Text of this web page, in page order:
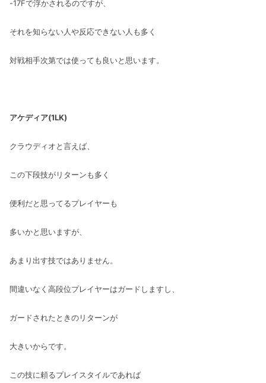
-17Fで浮かされるのですが、
それを知らない人や反応できない人も多く
対戦相手次第では使っても良いと思います。
アケディア(1LK)
クラウディオと言えば、
この下段技がリターンも多く
便利だと思ってるプレイヤーも
多いかと思いますが、
あまり出す技ではありません。
間違いなく高段位プレイヤーはガードしますし、
ガードされたときのリターンが
大きいからです。
この技に頼るプレイスタイルであれば